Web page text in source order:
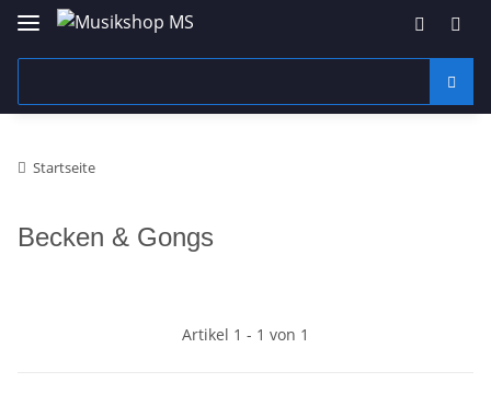
Startseite
Becken & Gongs
Artikel 1 - 1 von 1